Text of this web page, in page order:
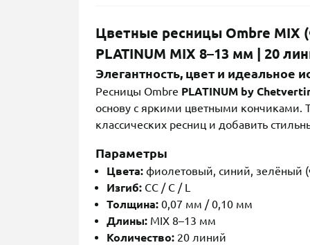
Цветные ресницы Ombre
PLATINUM MIX 8–13 мм | 20
Элегантность, цвет и идеальное
Ресницы Ombre PLATINUM by
основу с яркими цветными кончиками.
классических ресниц и добавить
Параметры
Цвета: фиолетовый, синий, зелёный
Изгиб: CC / C / L
Толщина: 0,07 мм / 0,10 мм
Длины: MIX 8–13 мм
Количество: 20 линий